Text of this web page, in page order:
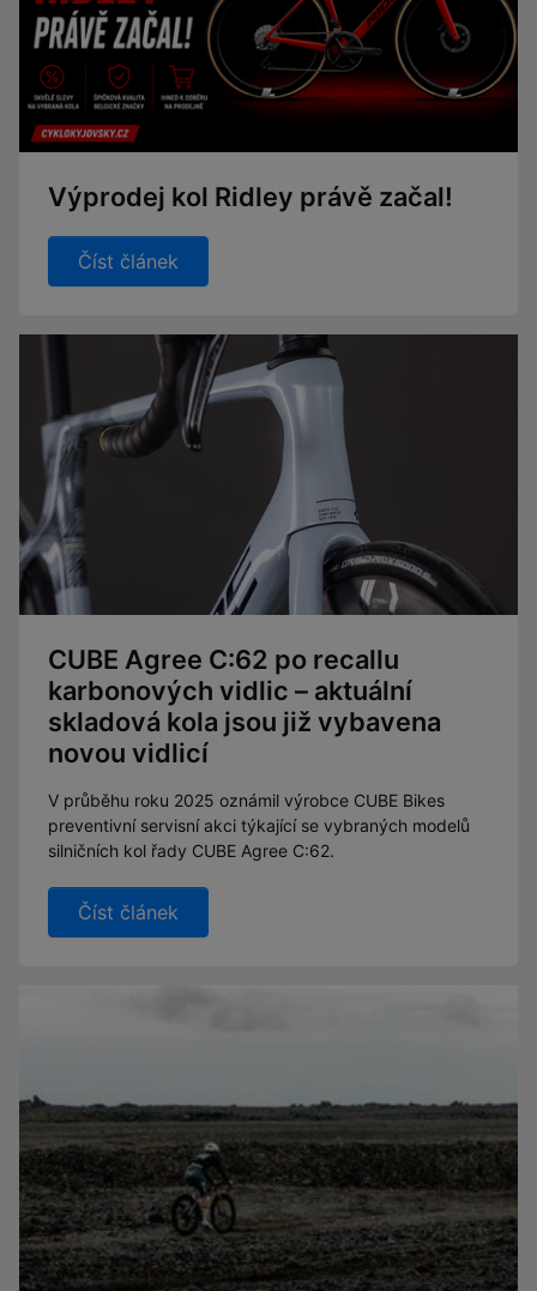
Výprodej kol Ridley právě začal!
Číst článek
CUBE Agree C:62 po recallu
karbonových vidlic – aktuální
skladová kola jsou již vybavena
novou vidlicí
V průběhu roku 2025 oznámil výrobce CUBE Bikes
preventivní servisní akci týkající se vybraných modelů
silničních kol řady CUBE Agree C:62.
Číst článek